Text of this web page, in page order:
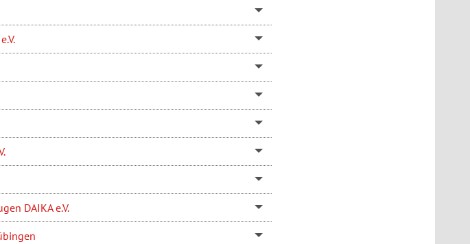
DAIKA e.V.